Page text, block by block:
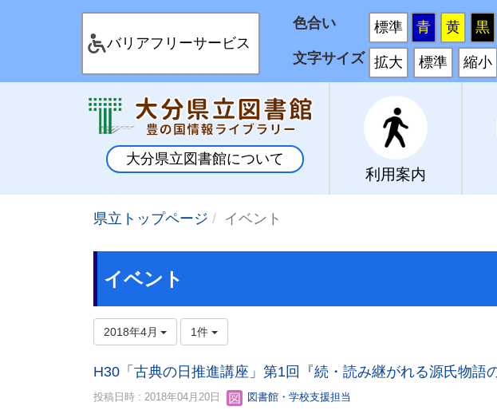
バリアフリーサービス
色合い 標準 青 黄
黒
文字サイズ 拡大 標準 縮小
大分県立図書館について
利用案内
県立トップページ イベント
イベント
2018年4月 1件
H30「古典の日推進講座」第1回『続・読み継がれる源氏物語
投稿日時 : 2018年04月20日 図書館・学校支援担当